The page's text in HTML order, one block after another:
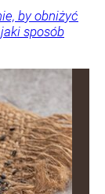
by obniżyć
sposób